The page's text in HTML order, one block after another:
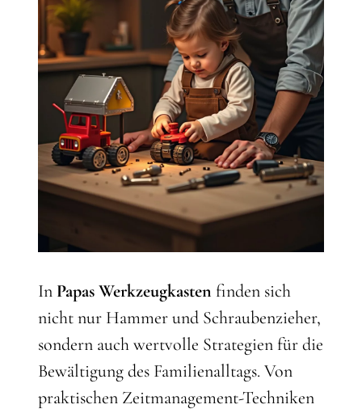
In Papas Werkzeugkasten finden sich
nicht nur Hammer und Schraubenzieher,
sondern auch wertvolle Strategien für die
Bewältigung des Familienalltags. Von
praktischen Zeitmanagement-Techniken